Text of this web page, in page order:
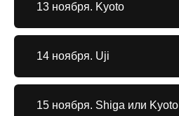
13 ноября. Kyoto
14 ноября. Uji
15 ноября. Shiga или Kyoto